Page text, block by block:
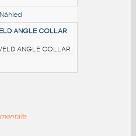
ANGLE COLLAR
I.D:
ANGLE COLLAR